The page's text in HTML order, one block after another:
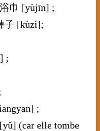
浴巾 [yùjīn] ;
子 [kùzi];
;
;
(car elle tombe